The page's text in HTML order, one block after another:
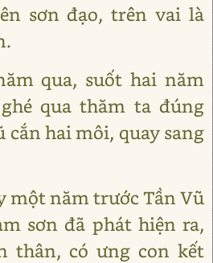
sơn đạo, trên vai là
qua, suốt hai năm
qua thăm ta đúng
cắn hai môi, quay sang
một năm trước Tần Vũ
sơn đã phát hiện ra,
thân, có ưng con kết